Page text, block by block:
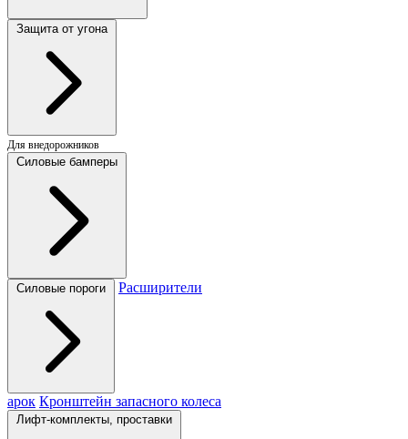
Защита от угона
Для внедорожников
Силовые бамперы
Силовые пороги Расширители
арок Кронштейн запасного колеса
Лифт-комплекты, проставки